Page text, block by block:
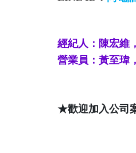
經紀人：陳宏維
營業員： 黃至瑋
★歡迎加入公司